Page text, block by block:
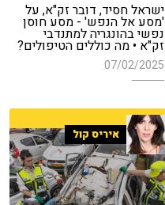
ישראל חסיד, דובר זק"א, על
'מסע אל הנפש' - מסע חוסן
נפשי בהונגריה למתנדבי
זק"א • מה כוללים הטיפולים?
07/02/2025
איריס קול